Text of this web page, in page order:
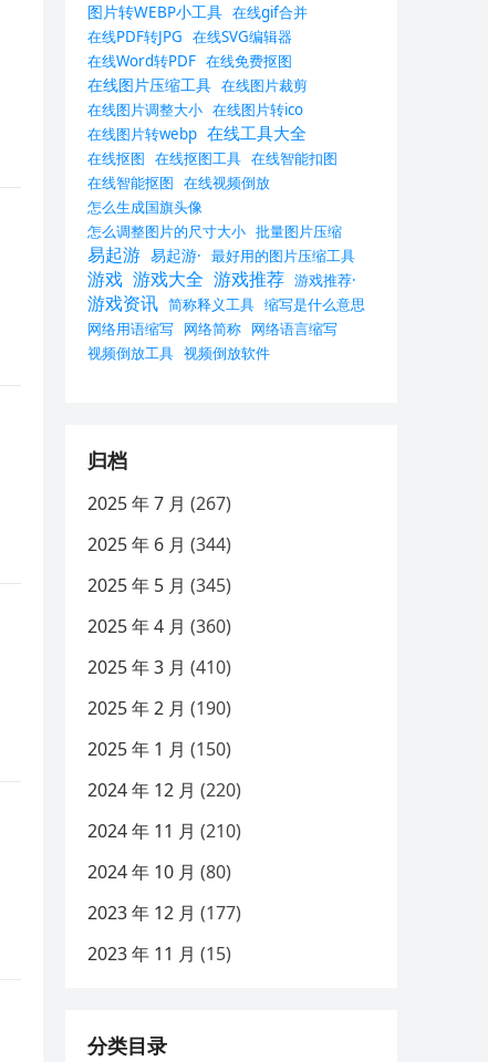
图片转WEBP小工具 在线gif合并
在线PDF转JPG 在线SVG编辑器
在线Word转PDF 在线免费抠图
在线图片压缩工具 在线图片裁剪
在线图片调整大小 在线图片转ico
在线图片转webp 在线工具大全
在线抠图 在线抠图工具 在线智能扣图
在线智能抠图 在线视频倒放
怎么生成国旗头像
怎么调整图片的尺寸大小 批量图片压缩
易起游 易起游· 最好用的图片压缩工具
游戏 游戏大全 游戏推荐 游戏推荐·
游戏资讯 简称释义工具 缩写是什么意思
网络用语缩写 网络简称 网络语言缩写
视频倒放工具 视频倒放软件
归档
2025 年 7 月 (267)
2025 年 6 月 (344)
2025 年 5 月 (345)
2025 年 4 月 (360)
2025 年 3 月 (410)
2025 年 2 月 (190)
2025 年 1 月 (150)
2024 年 12 月 (220)
2024 年 11 月 (210)
2024 年 10 月 (80)
2023 年 12 月 (177)
2023 年 11 月 (15)
分类目录